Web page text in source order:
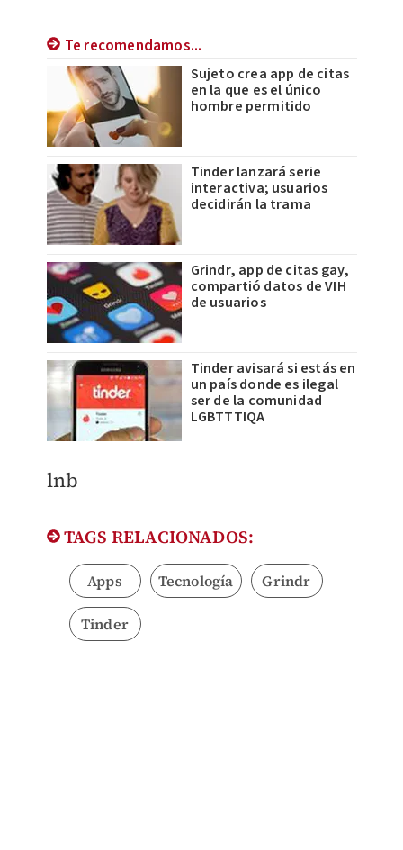
Te recomendamos...
Sujeto crea app de citas
en la que es el único
hombre permitido
Tinder lanzará serie
interactiva; usuarios
decidirán la trama
Grindr, app de citas gay,
compartió datos de VIH
de usuarios
Tinder avisará si estás en
un país donde es ilegal
ser de la comunidad
LGBTTTIQA
lnb
TAGS RELACIONADOS:
Apps Tecnología Grindr
Tinder